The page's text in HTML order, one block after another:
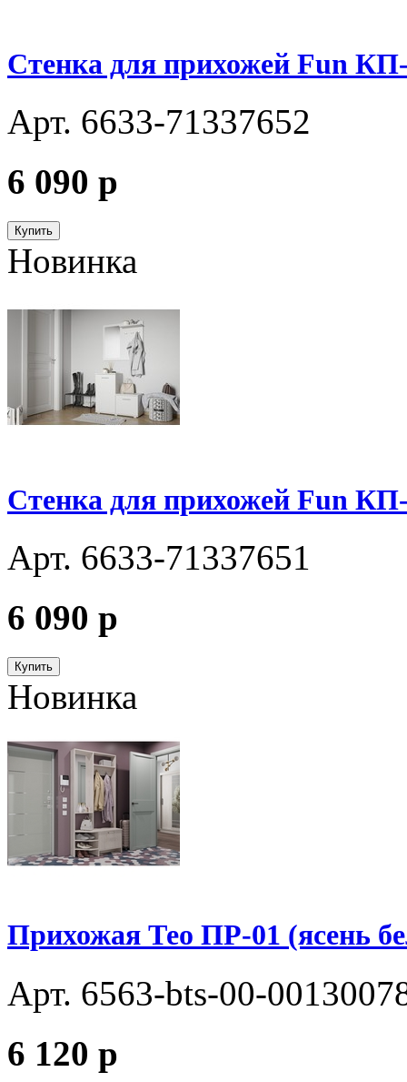
Стенка для прихожей Fun
Арт. 6633-71337652
6 090 p
Купить
Новинка
Стенка для прихожей Fun
Арт. 6633-71337651
6 090 p
Купить
Новинка
Прихожая Тео ПР-01 (ясень
Арт. 6563-bts-00-
6 120 p